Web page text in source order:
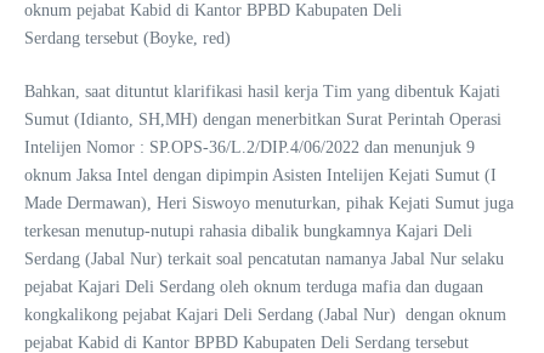
oknum pejabat Kabid di Kantor BPBD Kabupaten Deli
Serdang tersebut (Boyke, red)
Bahkan, saat dituntut klarifikasi hasil kerja Tim yang dibentuk Kajati
Sumut (Idianto, SH,MH) dengan menerbitkan Surat Perintah Operasi
Intelijen Nomor : SP.OPS-36/L.2/DIP.4/06/2022 dan menunjuk 9
oknum Jaksa Intel dengan dipimpin Asisten Intelijen Kejati Sumut (I
Made Dermawan), Heri Siswoyo menuturkan, pihak Kejati Sumut juga
terkesan menutup-nutupi rahasia dibalik bungkamnya Kajari Deli
Serdang (Jabal Nur) terkait soal pencatutan namanya Jabal Nur selaku
pejabat Kajari Deli Serdang oleh oknum terduga mafia dan dugaan
kongkalikong pejabat Kajari Deli Serdang (Jabal Nur) dengan oknum
pejabat Kabid di Kantor BPBD Kabupaten Deli Serdang tersebut